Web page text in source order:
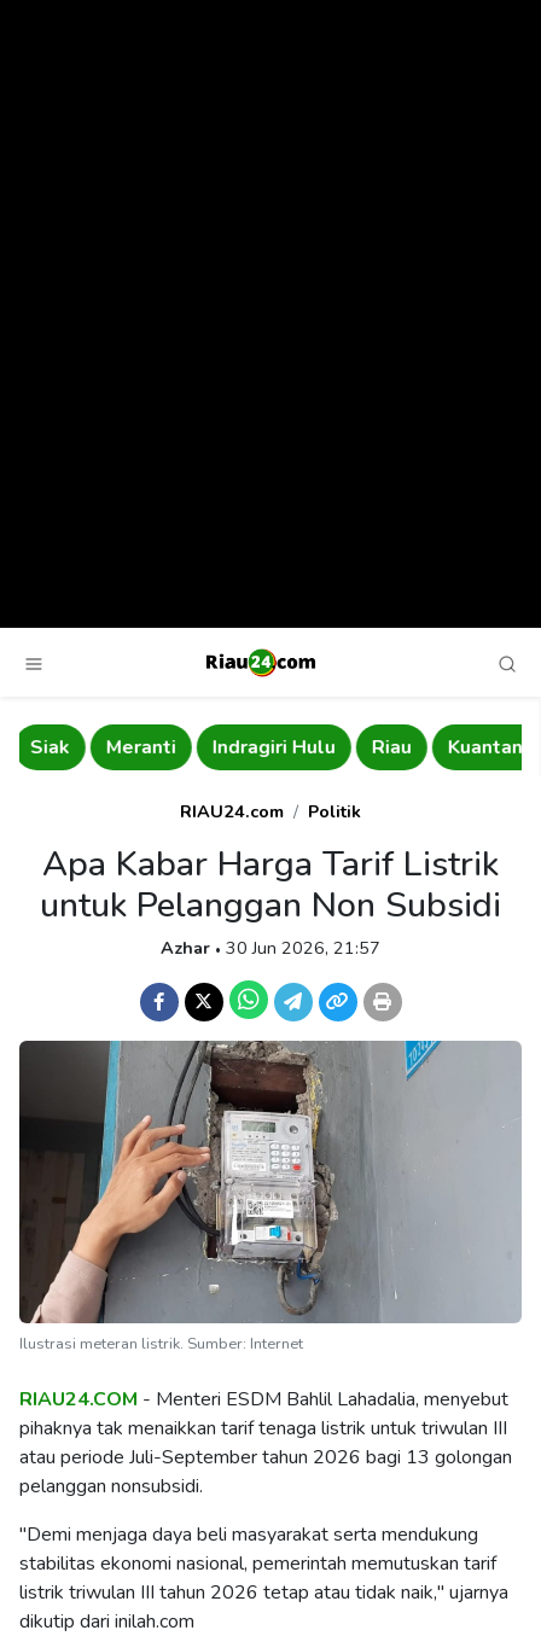
Meranti Indragiri Hulu Riau Kuantan Singingi
RIAU24.com Politik
Apa Kabar Harga Tarif Listrik
untuk Pelanggan Non Subsidi
Azhar • 30 Jun 2026, 21:57
Ilustrasi meteran listrik. Sumber: Internet
RIAU24.COM - Menteri ESDM Bahlil Lahadalia, menyebut
pihaknya tak menaikkan tarif tenaga listrik untuk triwulan III
atau periode Juli-September tahun 2026 bagi 13 golongan
pelanggan nonsubsidi.
"Demi menjaga daya beli masyarakat serta mendukung
stabilitas ekonomi nasional, pemerintah memutuskan tarif
listrik triwulan III tahun 2026 tetap atau tidak naik," ujarnya
dikutip dari inilah.com